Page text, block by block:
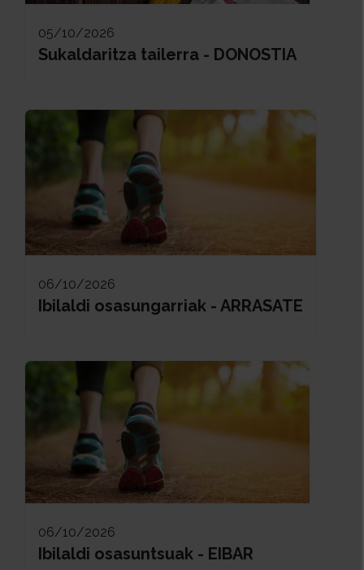
05/10/2026
Sukaldaritza tailerra - DONOSTIA
06/10/2026
Ibilaldi osasungarriak - ARRASATE
06/10/2026
Ibilaldi osasuntsuak - EIBAR